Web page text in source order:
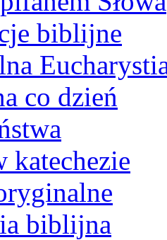
biblijne
co dzień
katechezie
biblijna